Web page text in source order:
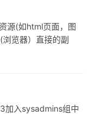
源(如html页面，图
览器）直接的副
机制决定是直接使
加入sysadmins组中